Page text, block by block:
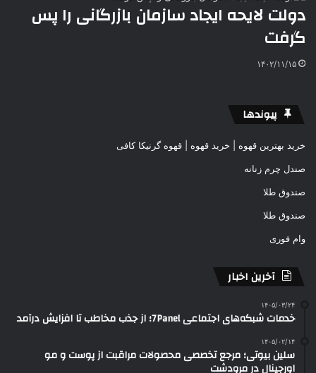
دولت لایحه ایجاد سازمان بازرگانی را پس
گرفت
۱۴۰۲/۱۱/۱۵
پیوندها
خرید بهترین قهوه | خرید قهوه | قهوه گرنیکا کافی
صندل چرم زنانه
صندوق طلا
صندوق طلا
وام فوری
آخرین اخبار
۱۴۰۵/۰۳/۲۴
خدمات شبکه‌های اجتماعی 7Panel؛ از جذب مخاطب تا افزایش درآمد
۱۴۰۵/۰۲/۱۴
سلین بیوتی؛ مرجع تخصصی محصولات مراقبت از پوست و مو
اورجینال در مرودشت